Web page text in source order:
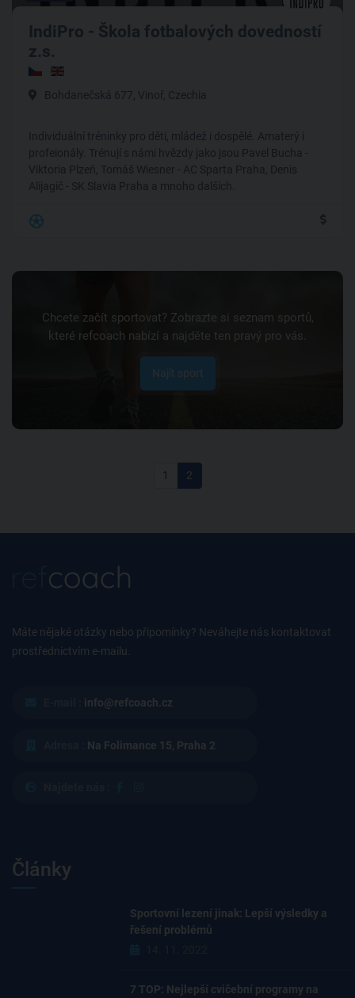
IndiPro - Škola fotbalových dovedností
z.s.
Bohdanečská 677, Vinoř, Czechia
Individuální tréninky pro děti, mládež i dospělé. Amaterý i
profeionály. Trénují s námi hvězdy jako jsou Pavel Bucha -
Viktoria Plzeň, Tomáš Wiesner - AC Sparta Praha, Denis
Alijagič - SK Slavia Praha a mnoho dalších.
Chcete začít sportovat? Zobrazte si seznam sportů,
které refcoach nabízí a najděte ten pravý pro vás.
Najít sport
1 2
Máte nějaké otázky nebo připomínky? Neváhejte nás kontaktovat
prostřednictvím e-mailu.
info@refcoach.cz
Na Folimance 15, Praha 2
Články
Sportovní lezení jinak: Lepší výsledky a
řešení problémů
7 TOP: Nejlepší cvičební programy na